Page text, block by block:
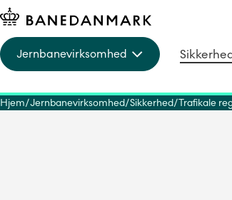
Jernbanevirksomhed
Hjem Jernbanevirksomhed Sikkerhed Trafikale